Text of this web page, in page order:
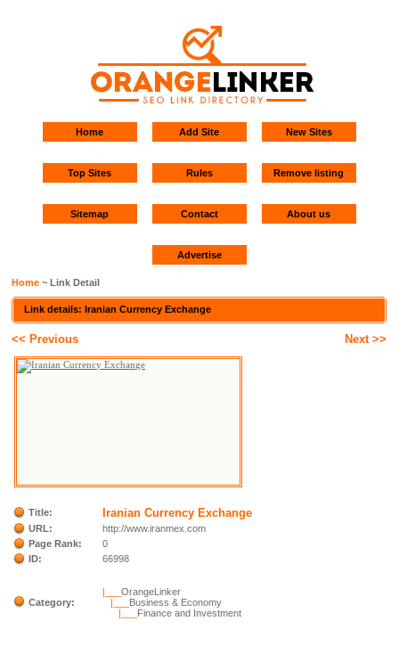
Home Add Site New Sites
Top Sites Rules Remove listing
Sitemap Contact About us
Advertise
Home ~ Link Detail
Link details: Iranian Currency Exchange
<< Previous Next >>
Title: Iranian Currency Exchange
URL:
http://www.iranmex.com
Page Rank:
0
ID:
66998
Category:
|___OrangeLinker
|___ Business & Economy
|___ Finance and Investment